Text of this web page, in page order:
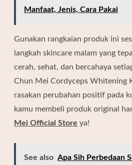
Manfaat, Jenis, Cara Pakai
Gunakan rangkaian produk ini
langkah skincare malam yang
cerah, sehat, dan bercahaya
Chun Mei Cordyceps Whitening
rasakan perubahan positif pada
kamu membeli produk original
Mei Official Store ya!
See also Apa Sih Perbedaan